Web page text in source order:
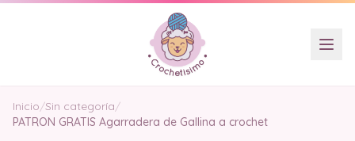
Inicio/Sin categoría/
PATRON GRATIS Agarradera de Gallina a crochet